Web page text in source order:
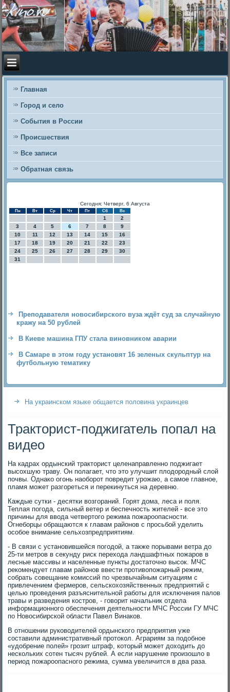
Главная
Город и село
События в России
Происшествия
Все записи
Обратная связь
Сегодня: Четверг, 6 Августа
Пн Вт Ср Чт Пт Сб Вс
1
2
3
4 5 6 7 8
9
10
11 12 13 14 15
16
17
18 19 20 21 22
23
24
25 26 27 28 29
30
31
Преподавателя новосибирского вуза ждёт суд за случайную
кражу на 50 рублей
В Киеве машина ГПУ стала виновником аварии
В Самаре в этом году установят 16 зеленых скульптур на
футбольную тематику
На украинском языке общается половина украинцев
Тракторист-поджигатель попал на
видео
На кадрах ордынский тракторист целенаправленно поджигает
высохшую траву. Он полагает, что это улучшит плодородный слой
почвы. Однако огонь наоборот повредит урожаю, а самое главное,
пламя может разгореться и перекинуться на деревню.
Каждые сутки - десятки возгораний. Горят дома, леса и поля.
Теплая погода, сильный ветер и беспечность жителей - все это
причины для ввода четвертого режима пожароопасности.
Огнеборцы обращаются к главам районов с просьбой уделить
особое внимание сельхозпредприятиям.
- В связи с установившейся погодой, а также порывами ветра до
25-ти метров в секунду риск перехода ландшафтных пожаров в
лесные массивы и населенные пункты достаточно высок. МЧС
рекомендует главам районов ввести противопожарный режим,
собрать совещание комиссий по чрезвычайным ситуациям с
привлечением фермеров, сельскохозяйственных предприятий с
целью проведения разъяснительной работы для исключения палов
травы и разведения костров, - говорит начальник отдела
информационного обеспечения деятельности МЧС России ГУ МЧС
по Новосибирской области Павел Винаков.
В отношении руководителей ордынского предприятия уже
составили административный протокол. Аграриям за подобное
«удобрение полей» грозит штраф, который может доходить до
нескольких сотен тысяч рублей. А если нарушение произошло в
период пожароопасного режима, сумма увеличится в два раза.